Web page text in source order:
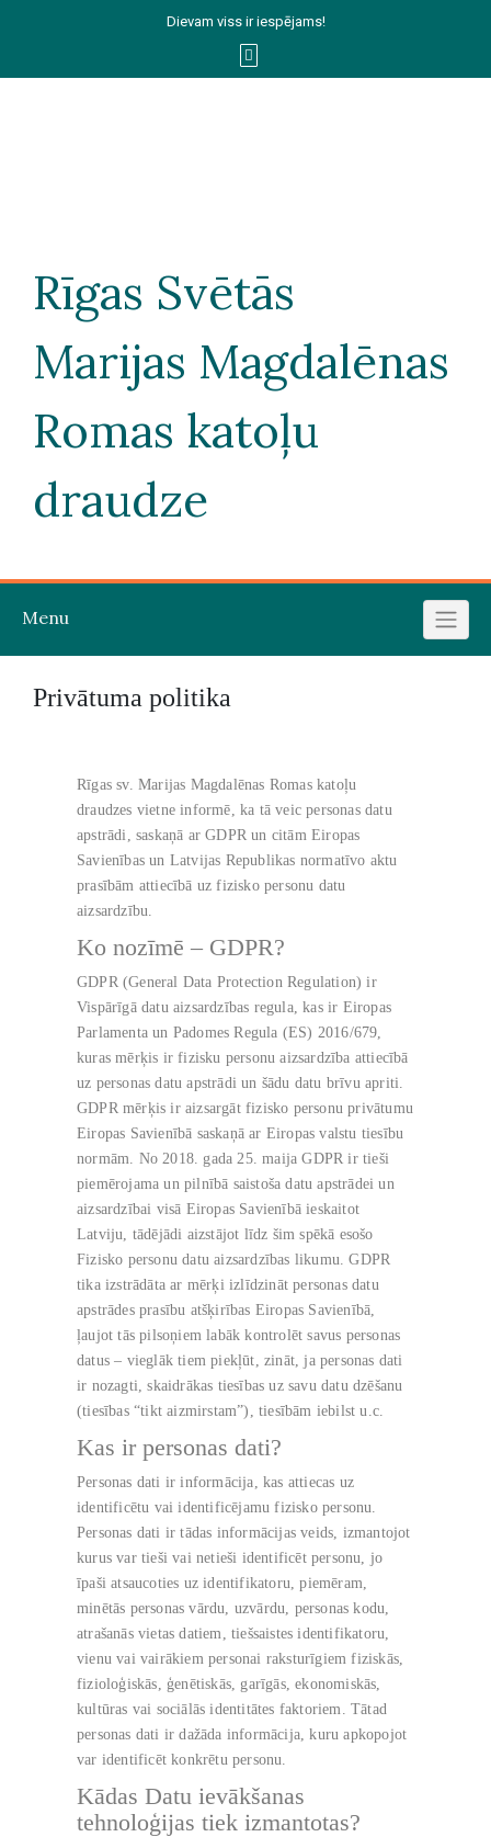
Dievam viss ir iespējams!
Rīgas Svētās
Marijas Magdalēnas
Romas katoļu
draudze
Menu
Privātuma politika
Rīgas sv. Marijas Magdalēnas Romas katoļu
draudzes vietne informē, ka tā veic personas datu
apstrādi, saskaņā ar GDPR un citām Eiropas
Savienības un Latvijas Republikas normatīvo aktu
prasībām attiecībā uz fizisko personu datu
aizsardzību.
Ko nozīmē – GDPR?
GDPR (General Data Protection Regulation) ir
Vispārīgā datu aizsardzības regula, kas ir Eiropas
Parlamenta un Padomes Regula (ES) 2016/679,
kuras mērķis ir fizisku personu aizsardzība attiecībā
uz personas datu apstrādi un šādu datu brīvu apriti.
GDPR mērķis ir aizsargāt fizisko personu privātumu
Eiropas Savienībā saskaņā ar Eiropas valstu tiesību
normām. No 2018. gada 25. maija GDPR ir tieši
piemērojama un pilnībā saistoša datu apstrādei un
aizsardzībai visā Eiropas Savienībā ieskaitot
Latviju, tādējādi aizstājot līdz šim spēkā esošo
Fizisko personu datu aizsardzības likumu. GDPR
tika izstrādāta ar mērķi izlīdzināt personas datu
apstrādes prasību atšķirības Eiropas Savienībā,
ļaujot tās pilsoņiem labāk kontrolēt savus personas
datus – vieglāk tiem piekļūt, zināt, ja personas dati
ir nozagti, skaidrākas tiesības uz savu datu dzēšanu
(tiesības “tikt aizmirstam”), tiesībām iebilst u.c.
Kas ir personas dati?
Personas dati ir informācija, kas attiecas uz
identificētu vai identificējamu fizisko personu.
Personas dati ir tādas informācijas veids, izmantojot
kurus var tieši vai netieši identificēt personu, jo
īpaši atsaucoties uz identifikatoru, piemēram,
minētās personas vārdu, uzvārdu, personas kodu,
atrašanās vietas datiem, tiešsaistes identifikatoru,
vienu vai vairākiem personai raksturīgiem fiziskās,
fizioloģiskās, ģenētiskās, garīgās, ekonomiskās,
kultūras vai sociālās identitātes faktoriem. Tātad
personas dati ir dažāda informācija, kuru apkopojot
var identificēt konkrētu personu.
Kādas Datu ievākšanas
tehnoloģijas tiek izmantotas?